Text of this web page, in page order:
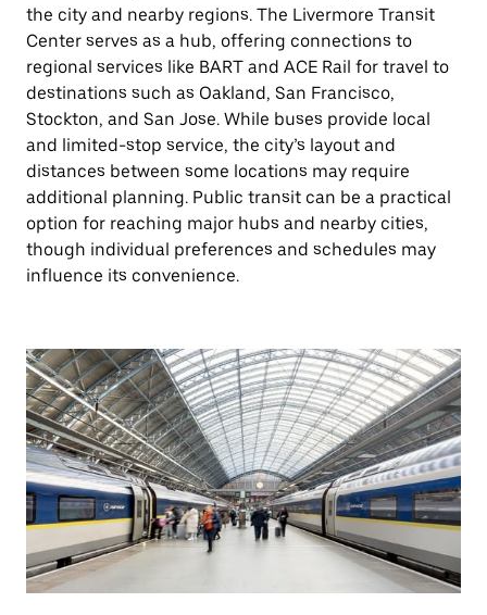
the city and nearby regions. The Livermore Transit
Center serves as a hub, offering connections to
regional services like BART and ACE Rail for travel to
destinations such as Oakland, San Francisco,
Stockton, and San Jose. While buses provide local
and limited-stop service, the city’s layout and
distances between some locations may require
additional planning. Public transit can be a practical
option for reaching major hubs and nearby cities,
though individual preferences and schedules may
influence its convenience.